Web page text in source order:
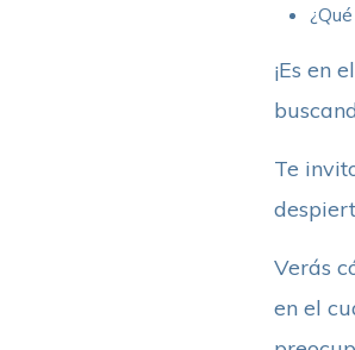
¡Es en
Te
Verás
en el